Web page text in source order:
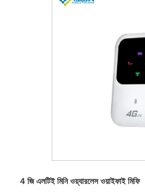
4 জি এলটিই মিনি ওয়্যারলেস ওয়াইফাই মিফি